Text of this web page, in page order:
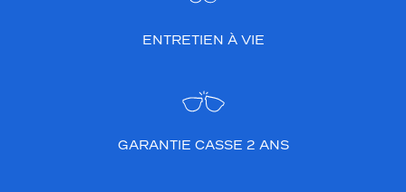
ENTRETIEN À VIE
GARANTIE CASSE 2 ANS